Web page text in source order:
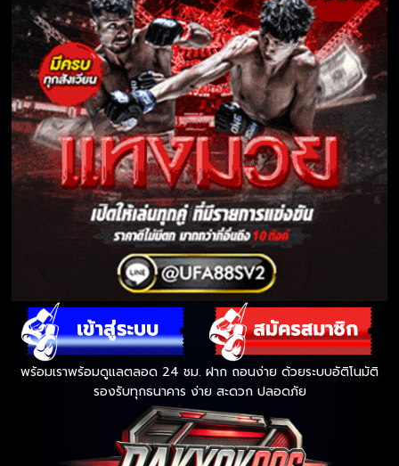
พร้อมเราพร้อมดูแลตลอด 24 ชม. ฝาก ถอนง่าย ด้วยระบบอัติโนมัติ
รองรับทุกธนาคาร ง่าย สะดวก ปลอดภัย